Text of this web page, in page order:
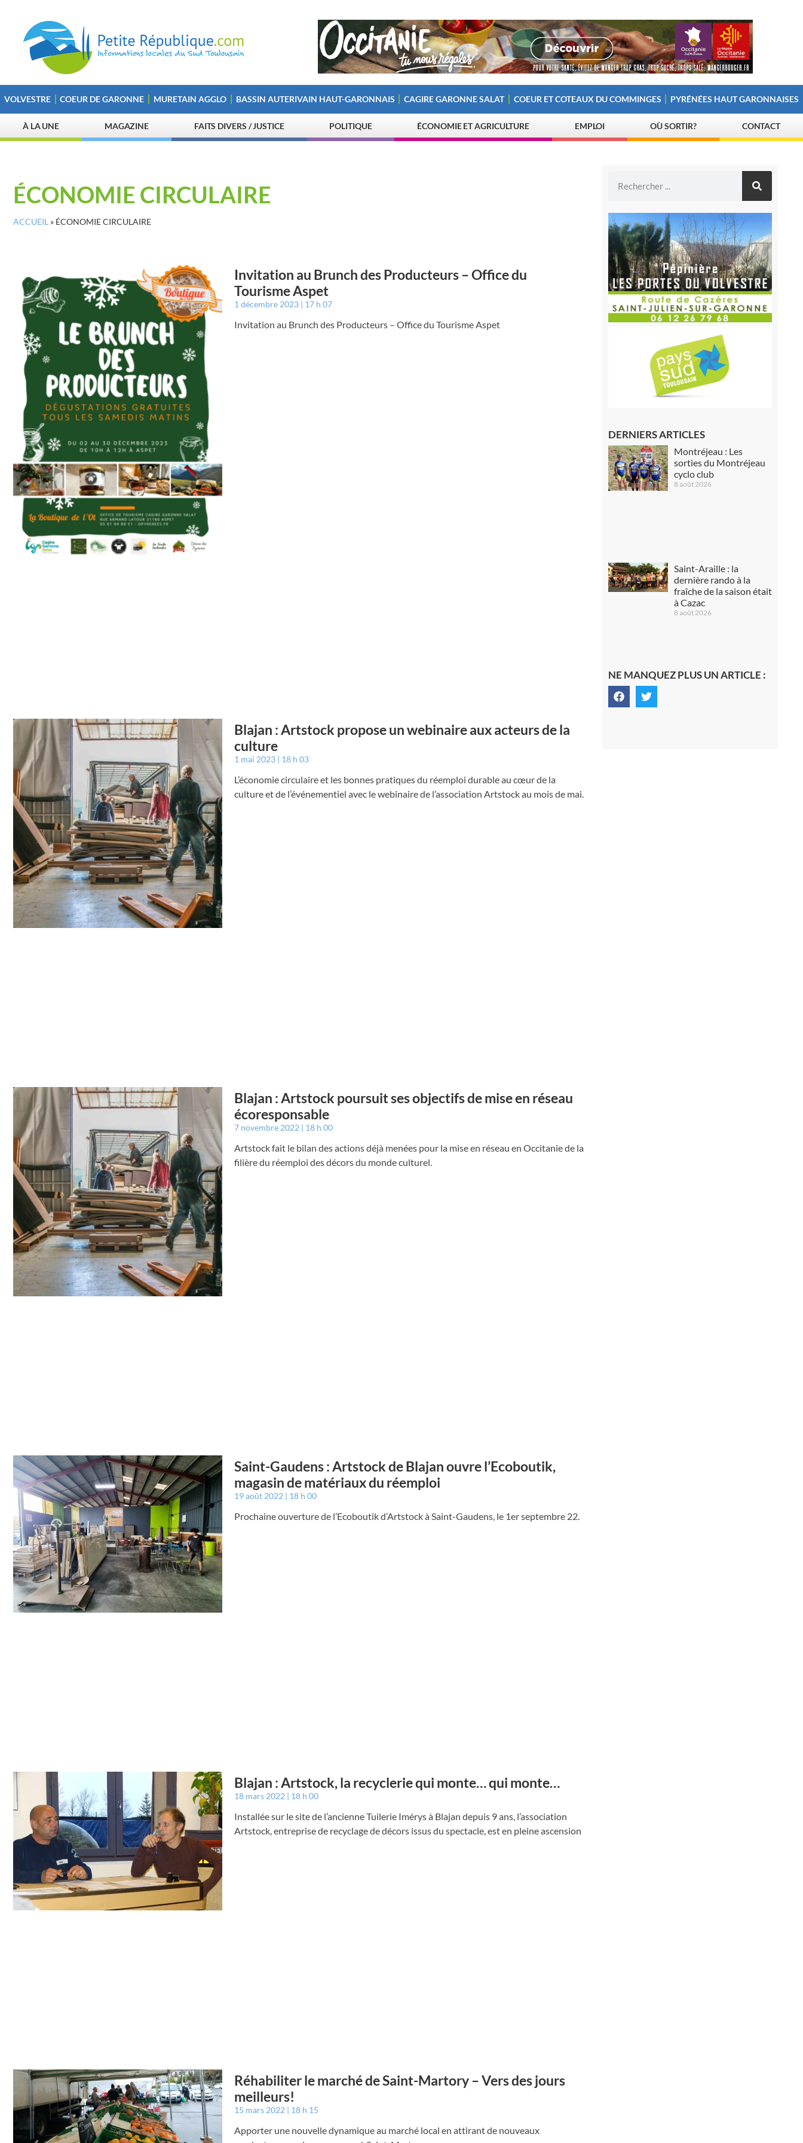
VOLVESTRE COEUR DE GARONNE MURETAIN AGGLO BASSIN AUTERIVAIN HAUT-GARONNAIS CAGIRE GARONNE SALAT COEUR ET COTEAUX DU COMMINGES PYRÉNÉES HAUT GARONNAISES
À LA UNE MAGAZINE FAITS DIVERS / JUSTICE POLITIQUE ÉCONOMIE ET AGRICULTURE EMPLOI OÙ SORTIR? CONTACT
ÉCONOMIE CIRCULAIRE
ACCUEIL » ÉCONOMIE CIRCULAIRE
Invitation au Brunch des Producteurs – Office du
Tourisme Aspet
1 décembre 2023 17 h 07
Invitation au Brunch des Producteurs – Office du Tourisme Aspet
Blajan : Artstock propose un webinaire aux acteurs de la
culture
1 mai 2023 18 h 03
L’économie circulaire et les bonnes pratiques du réemploi durable au cœur de la
culture et de l’événementiel avec le webinaire de l’association Artstock au mois de mai.
Blajan : Artstock poursuit ses objectifs de mise en réseau
écoresponsable
7 novembre 2022 18 h 00
Artstock fait le bilan des actions déjà menées pour la mise en réseau en Occitanie de la
filière du réemploi des décors du monde culturel.
Saint-Gaudens : Artstock de Blajan ouvre l’Ecoboutik,
magasin de matériaux du réemploi
19 août 2022 18 h 00
Prochaine ouverture de l’Ecoboutik d’Artstock à Saint-Gaudens, le 1er septembre 22.
Blajan : Artstock, la recyclerie qui monte… qui monte…
18 mars 2022 18 h 00
Installée sur le site de l’ancienne Tuilerie Imérys à Blajan depuis 9 ans, l’association
Artstock, entreprise de recyclage de décors issus du spectacle, est en pleine ascension
Réhabiliter le marché de Saint-Martory – Vers des jours
meilleurs!
15 mars 2022 18 h 15
Apporter une nouvelle dynamique au marché local en attirant de nouveaux
DERNIERS ARTICLES
Montréjeau : Les
sorties du Montréjeau
cyclo club
8 août 2026
Saint-Araille : la
dernière rando à la
fraîche de la saison était
à Cazac
8 août 2026
NE MANQUEZ PLUS UN ARTICLE :